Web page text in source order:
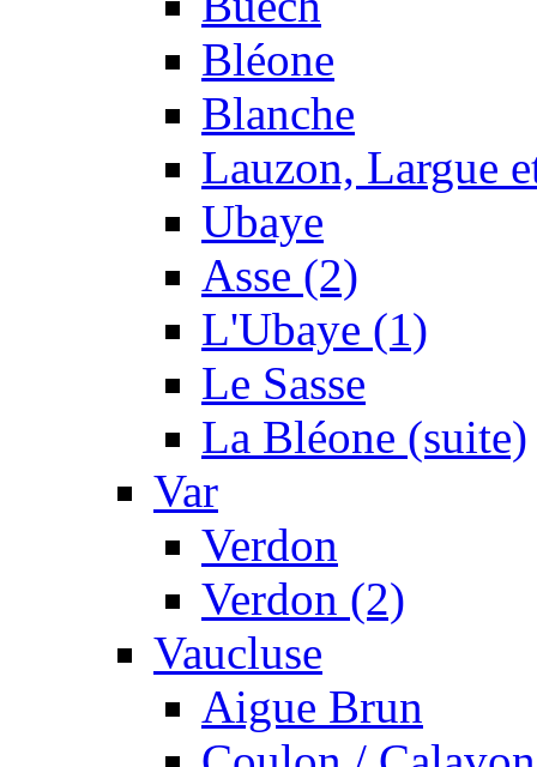
Bléone
Blanche
Lauzon, Largue
Ubaye
Asse (2)
L'Ubaye (1)
Le Sasse
La Bléone (suite)
Var
Verdon
Verdon (2)
Vaucluse
Aigue Brun